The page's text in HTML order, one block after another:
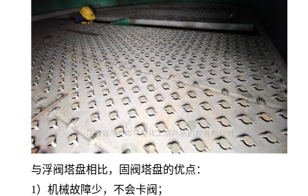
与浮阀塔盘相比，固阀塔盘的优点：
1）机械故障少，不会卡阀；